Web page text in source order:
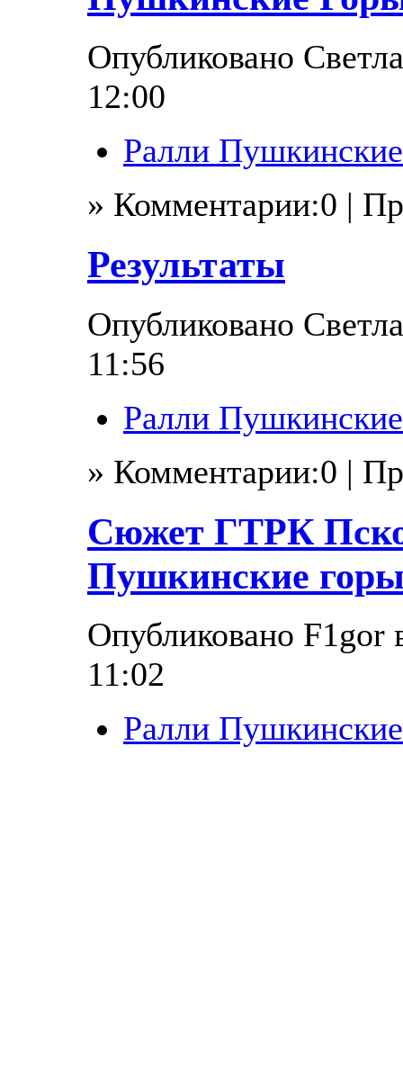
Опубликовано
12:00
Ралли
» Комментарии:0 |
Результаты
Опубликовано
11:56
Ралли
» Комментарии:0 |
Сюжет ГТРК
Пушкинские
Опубликовано F1gor
11:02
Ралли